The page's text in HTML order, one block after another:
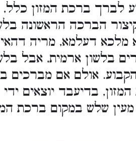
לברך ברכת המזון
הברכה הראשונה
מלכא דעלמא, מריה
בלשון ארמית, אבל
אולם אם מברכים
בדיעבד יוצאים
שלש במקום ברכת